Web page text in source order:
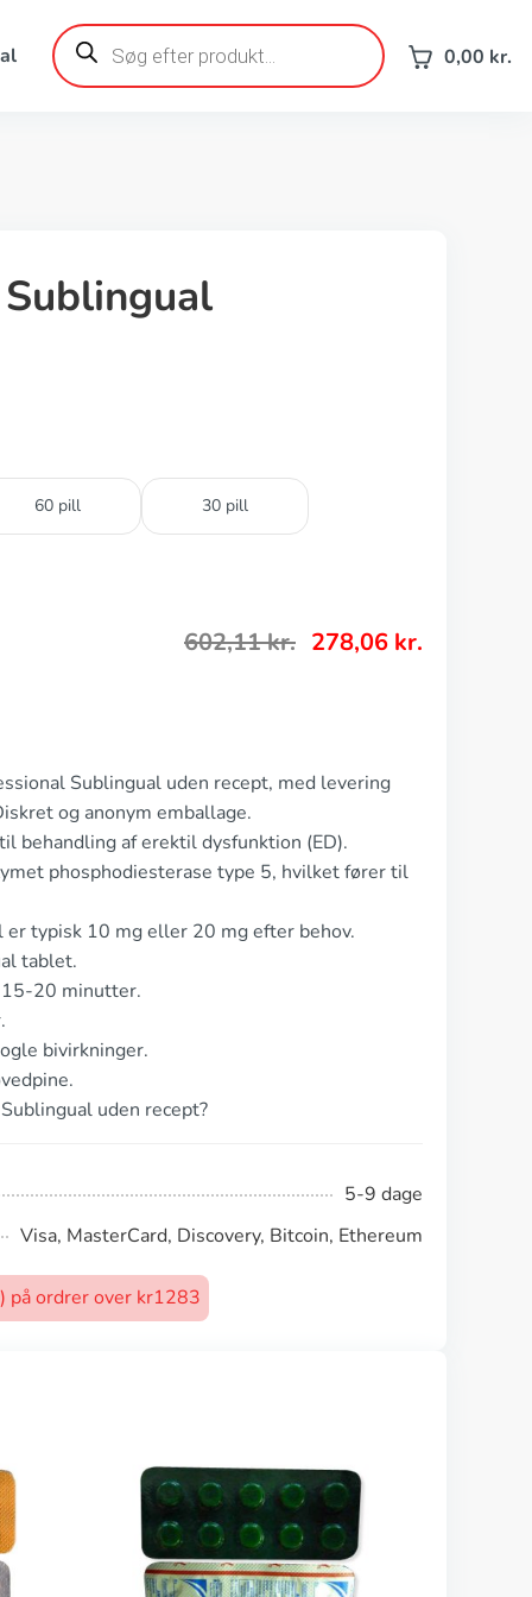
Products
search 0,00 kr.
60 pill 30 pill
602,11kr. 278,06 kr.
Sublingual uden recept, med levering
og anonym emballage.
behandling af erektil dysfunktion (ED).
phosphodiesterase type 5, hvilket fører til
er typisk 10 mg eller 20 mg efter behov.
tablet.
15-20 minutter.
bivirkninger.
uden recept?
5-9 dage
Visa, MasterCard, Discovery, Bitcoin, Ethereum
på ordrer over kr1283